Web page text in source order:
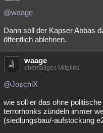
@waage
Dann soll der Kapser Abbas
öffentlich ablehnen.
waage
ehemaliges Mitglied
@JoschiX
wie soll er das ohne
terrorhonks zündeln immer
(siedlungsbau/-aufstockung